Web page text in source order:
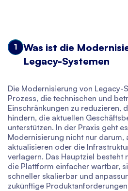
1
Was ist die
Legacy-Systemen
Die Modernisierung von Legacy-
Prozess, die technischen und
Einschränkungen zu reduzieren,
hindern, die aktuellen
unterstützen. In der Praxis geht
Modernisierung nicht nur darum,
aktualisieren oder die
verlagern. Das Hauptziel besteht
die Plattform einfacher wartbar,
schneller skalierbar und
zukünftige